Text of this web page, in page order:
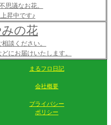
思議なお花。
昇中です♪
の花
談ください。
にお届けいたします。
まるフロ日記
会社概要
プライバシー
ポリシー